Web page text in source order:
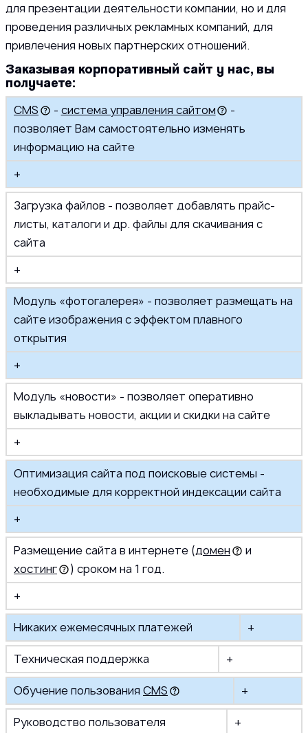
для презентации деятельности компании, но и для
проведения различных рекламных компаний, для
привлечения новых партнерских отношений.
Заказывая корпоративный сайт у нас, вы
получаете:
CMS - система управления сайтом
-
позволяет Вам самостоятельно изменять
информацию на сайте
+
Загрузка файлов - позволяет добавлять прайс-
листы, каталоги и др. файлы для скачивания с
сайта
+
Модуль «фотогалерея» - позволяет размещать на
сайте изображения с эффектом плавного
открытия
+
Модуль «новости» - позволяет оперативно
выкладывать новости, акции и скидки на сайте
+
Оптимизация сайта под поисковые системы -
необходимые для корректной индексации сайта
+
Размещение сайта в интернете (домен
и
хостинг
) сроком на 1 год.
+
Никаких ежемесячных платежей +
Техническая поддержка +
Обучение пользования CMS +
Руководство пользователя +